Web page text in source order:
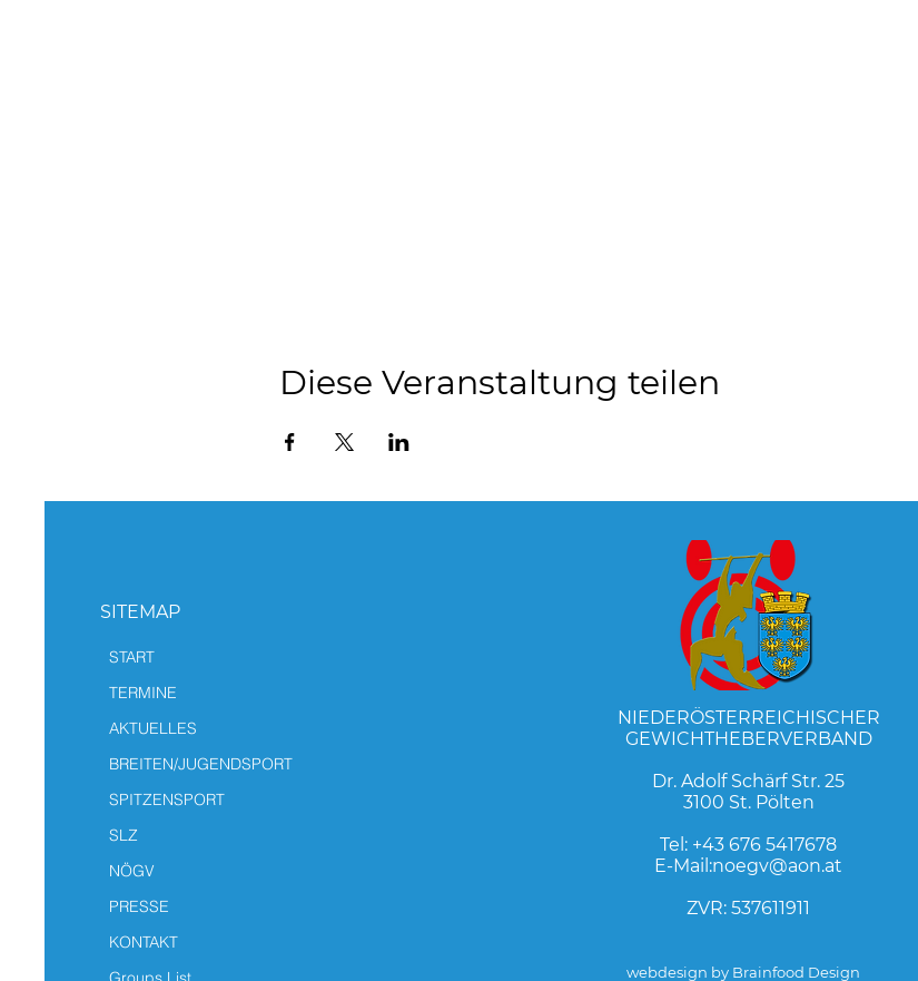
Diese Veranstaltung teilen
SITEMAP
START
TERMINE
AKTUELLES
BREITEN/JUGENDSPORT
SPITZENSPORT
SLZ
NÖGV
PRESSE
KONTAKT
NIEDERÖSTERREICHISCHER
GEWICHTHEBERVERBAND
Dr. Adolf Schärf Str. 25
3100 St. Pölten
Tel: +43 676 5417678
E-Mail:noegv@aon.at
ZVR: 537611911
webdesign by Brainfood Design